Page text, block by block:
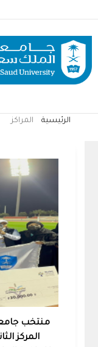
المحتوى
الرئيسي
الرئيسية المراكز
منتخب
المركز